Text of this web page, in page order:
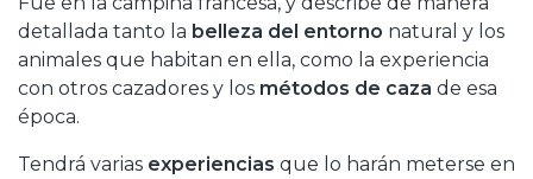
detallada tanto la belleza del entorno natural y los
animales que habitan en ella, como la experiencia
con otros cazadores y los métodos de caza de esa
época.
Tendrá varias experiencias que lo harán meterse en